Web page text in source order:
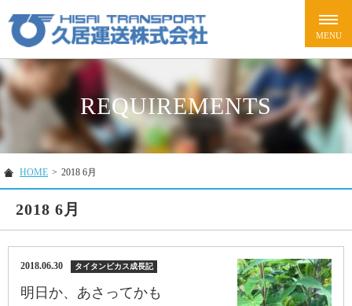
REQUIREMENTS
HOME > 2018 6月
2018 6月
2018.06.30 タイタンビカス成長記
明日か、あさってかも